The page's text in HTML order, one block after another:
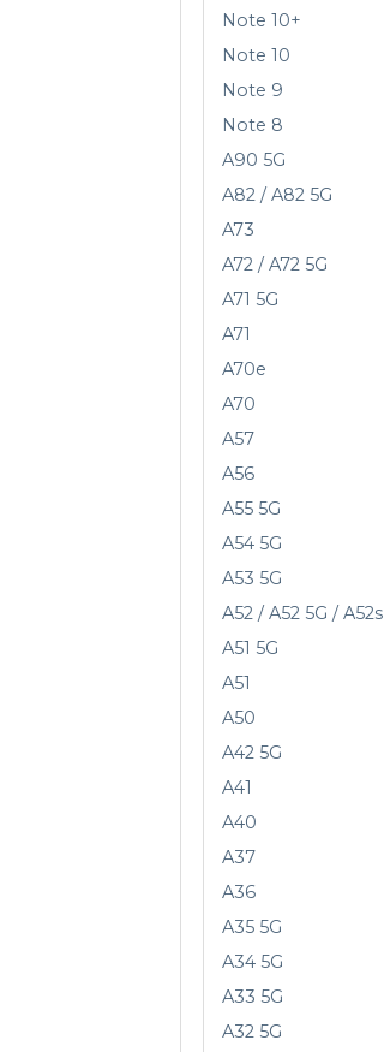
Note 10+
Note 10
Note 9
Note 8
A90 5G
A82 / A82 5G
A73
A72 / A72 5G
A71 5G
A71
A70e
A70
A57
A56
A55 5G
A54 5G
A53 5G
A52 / A52 5G / A52s
A51 5G
A51
A50
A42 5G
A41
A40
A37
A36
A35 5G
A34 5G
A33 5G
A32 5G